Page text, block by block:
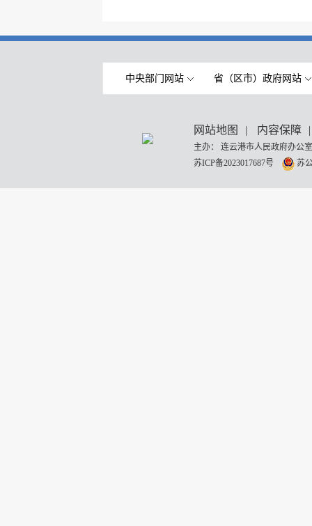
中央部门网站 省（区市）政府网站
网站地图 | 内容保障 |
主办： 连云港市人民政府办
苏ICP备2023017687号
苏